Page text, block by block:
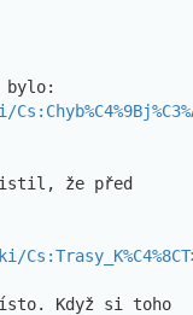
že před
Když si toho